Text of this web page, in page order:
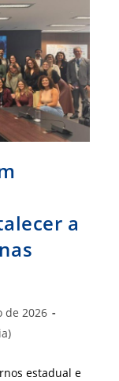
a
de 2026
estadual e